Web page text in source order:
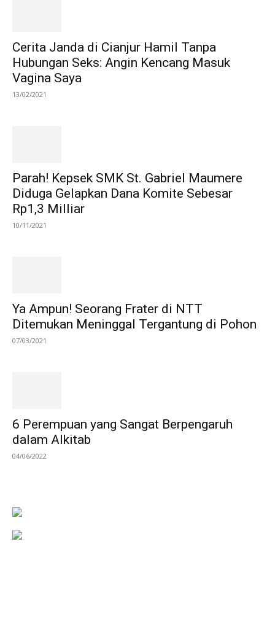
Cerita Janda di Cianjur Hamil Tanpa
Hubungan Seks: Angin Kencang Masuk
Vagina Saya
13/02/2021
Parah! Kepsek SMK St. Gabriel Maumere
Diduga Gelapkan Dana Komite Sebesar
Rp1,3 Milliar
10/11/2021
Ya Ampun! Seorang Frater di NTT
Ditemukan Meninggal Tergantung di Pohon
07/03/2021
6 Perempuan yang Sangat Berpengaruh
dalam Alkitab
04/06/2022